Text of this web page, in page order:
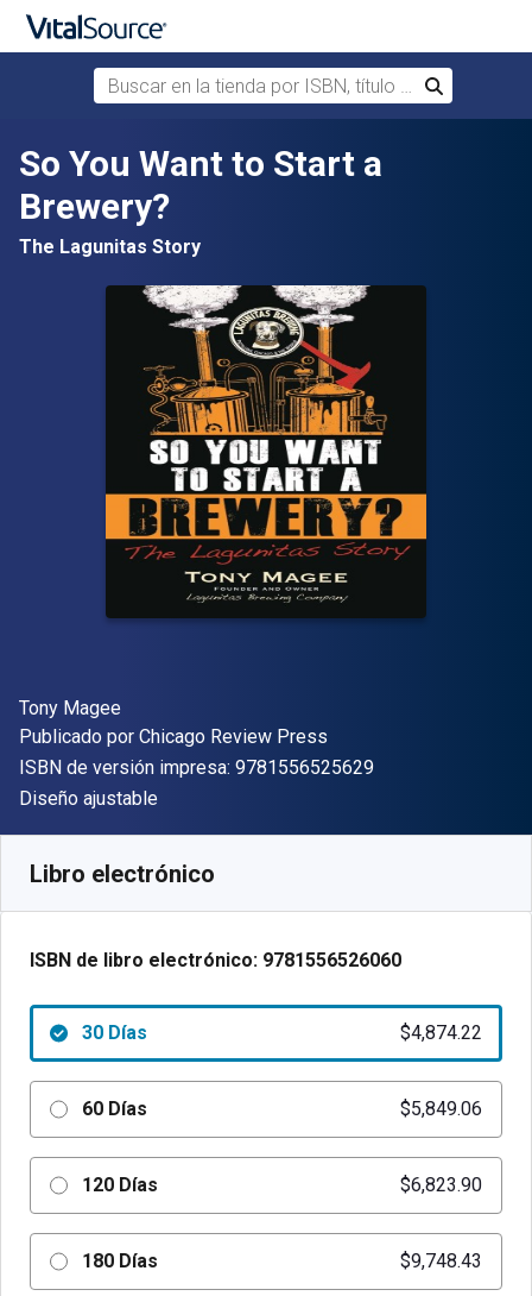
Buscar en la tienda por ISBN, título o autor
Buscar
So You Want to Start a
Brewery?
The Lagunitas Story
Autor(es)
Tony Magee
Editor
Publicado por Chicago Review Press
ISBN de versión impresa: 9781556525629"ISBN-13
Formato
Diseño ajustable
Libro electrónico
ISBN de libro electrónico: 9781556526060
30 Días $4,874.22
60 Días $5,849.06
120 Días $6,823.90
180 Días $9,748.43